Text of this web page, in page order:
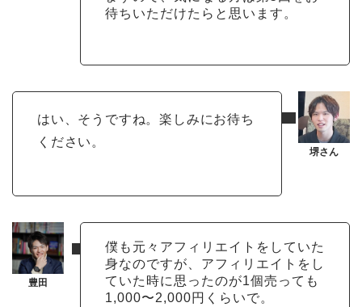
待ちいただけたらと思います。
はい、そうですね。楽しみにお待ち
ください。
僕も元々アフィリエイトをしていた
身なのですが、アフィリエイトをし
ていた時に思ったのが1個売っても
1,000〜2,000円くらいで。